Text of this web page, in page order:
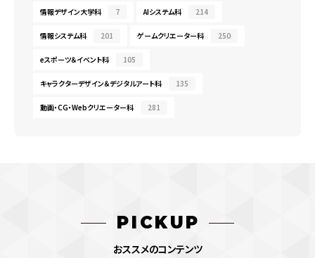
情報デザイン大学科 7 AIシステム科 214
情報システム科 201 ゲームクリエーター科 250
eスポーツ＆イベント科 105
キャラクターデザイン＆デジタルアート科 135
動画・CG・Webクリエーター科 281
PICKUP
おススメのコンテンツ